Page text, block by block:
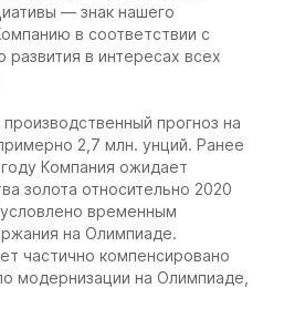
— знак нашего
в соответствии с
развития в интересах всех
прогноз на
2,7 млн. унций. Ранее
Компания ожидает
золота относительно 2020
временным
на Олимпиаде.
частично компенсировано
модернизации на Олимпиаде,